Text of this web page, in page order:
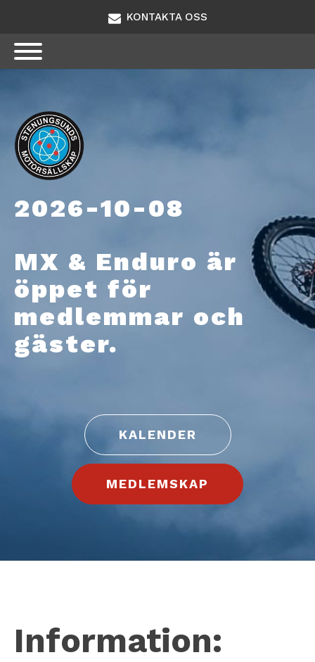
KONTAKTA OSS
2026-10-08
MX & Enduro är
öppet för
medlemmar och
gäster.
KALENDER
MEDLEMSKAP
Information: